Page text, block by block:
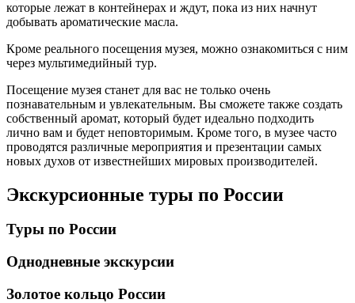
которые лежат в контейнерах и ждут, пока из них начнут
добывать ароматические масла.
Кроме реального посещения музея, можно ознакомиться с ним
через мультимедийный тур.
Посещение музея станет для вас не только очень
познавательным и увлекательным. Вы сможете также создать
собственный аромат, который будет идеально подходить
лично вам и будет неповторимым. Кроме того, в музее часто
проводятся различные мероприятия и презентации самых
новых духов от известнейших мировых производителей.
Экскурсионные туры по России
Туры по России
Однодневные экскурсии
Золотое кольцо России